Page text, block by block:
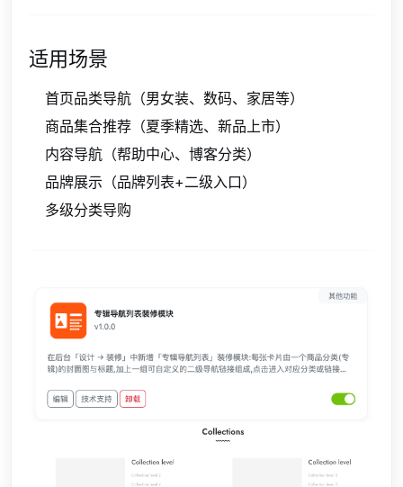
适用场景
首页品类导航（男女装、数码、家居等）
商品集合推荐（夏季精选、新品上市）
内容导航（帮助中心、博客分类）
品牌展示（品牌列表+二级入口）
多级分类导购